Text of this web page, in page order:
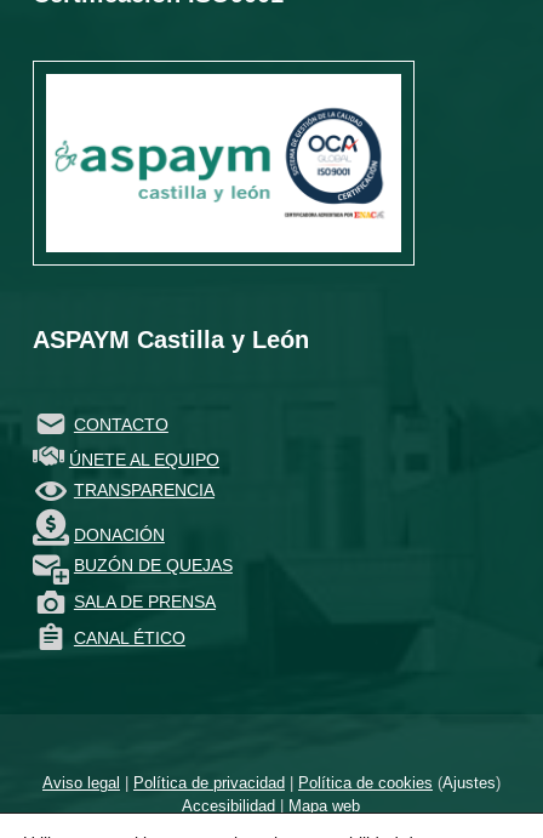
ASPAYM Castilla y León
CONTACTO
ÚNETE AL EQUIPO
TRANSPARENCIA
DONACIÓN
BUZÓN DE QUEJAS
SALA DE PRENSA
CANAL ÉTICO
Aviso legal | Política de privacidad| Política de cookies (Ajustes)
Accesibilidad | Mapa web